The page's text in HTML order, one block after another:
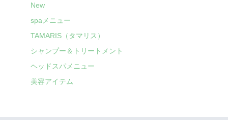
New
spaメニュー
TAMARIS（タマリス）
シャンプー＆トリートメント
ヘッドスパメニュー
美容アイテム